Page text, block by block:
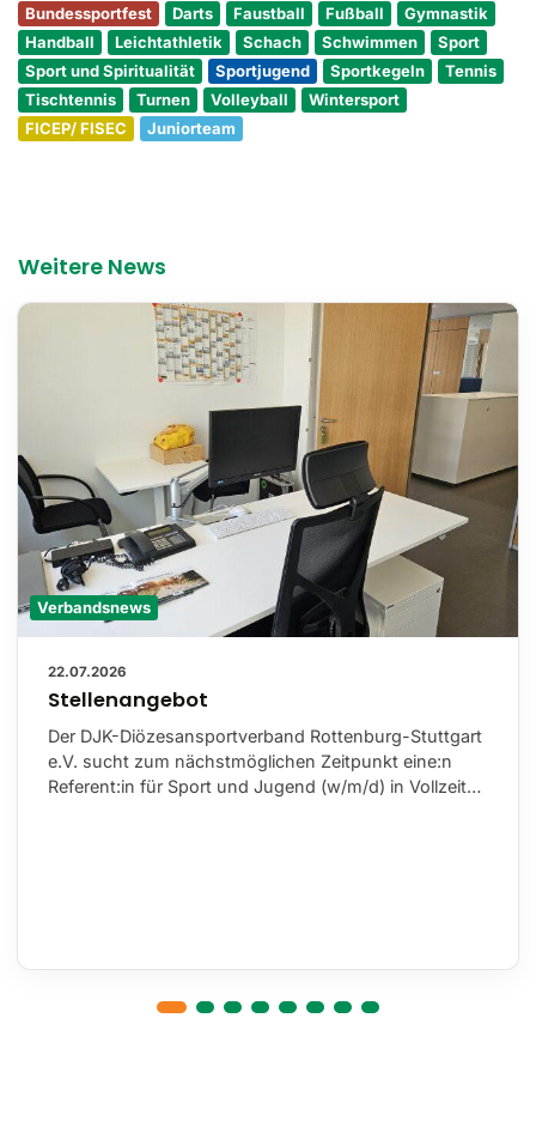
Bundessportfest Darts Faustball Fußball
Gymnastik
Handball
Leichtathletik Schach Schwimmen
Sport
Sport und Spiritualität
Sportjugend Sportkegeln
Tennis
Tischtennis
Turnen Volleyball
Wintersport
FICEP/ FISEC
Juniorteam
Weitere News
Verbandsnews
22.07.2026
Stellenangebot
Der DJK-Diözesansportverband Rottenburg-Stuttgart
e.V. sucht zum nächstmöglichen Zeitpunkt eine:n
Referent:in für Sport und Jugend (w/m/d) in Vollzeit…